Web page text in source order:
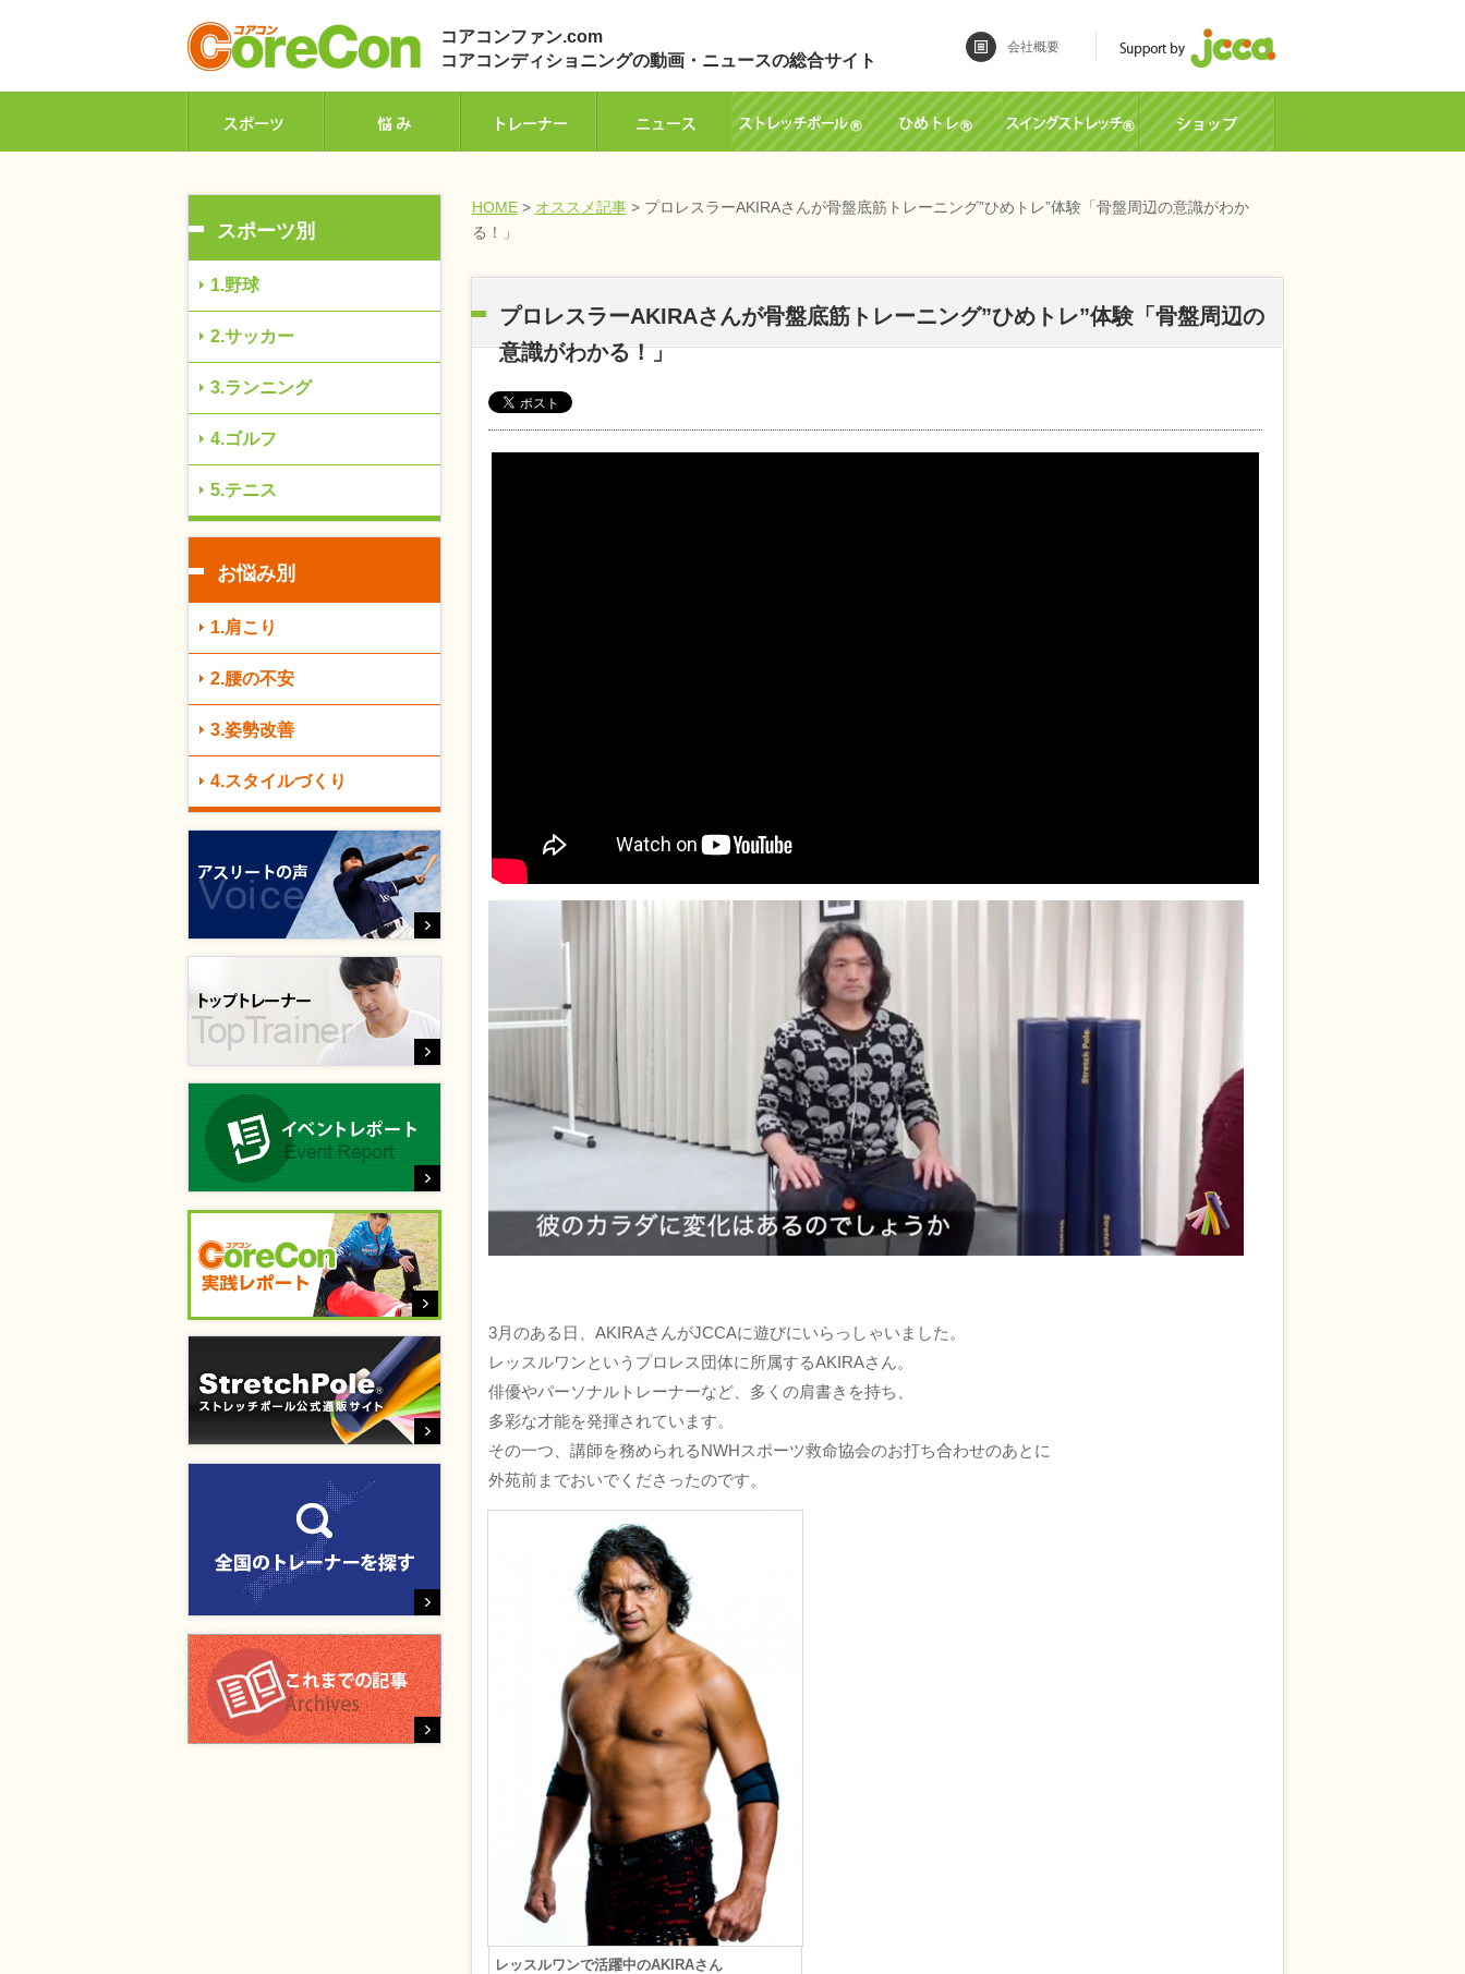
コアコンファン.com
コアコンディショニングの動画・ニュースの総合サイト
会社概要
スポーツ別
1.野球
2.サッカー
3.ランニング
4.ゴルフ
5.テニス
お悩み別
1.肩こり
2.腰の不安
3.姿勢改善
4.スタイルづくり
HOME> オススメ記事> プロレスラーAKIRAさんが骨盤底筋トレーニング”ひめトレ”体験「骨盤周辺の意識がわか
る！」
プロレスラーAKIRAさんが骨盤底筋トレーニング”ひめトレ”体験「骨盤周辺の
意識がわかる！」
3月のある日、AKIRAさんがJCCAに遊びにいらっしゃいました。
レッスルワンというプロレス団体に所属するAKIRAさん。
俳優やパーソナルトレーナーなど、多くの肩書きを持ち、
多彩な才能を発揮されています。
その一つ、講師を務められるNWHスポーツ救命協会のお打ち合わせのあとに
外苑前までおいでくださったのです。
レッスルワンで活躍中のAKIRAさん